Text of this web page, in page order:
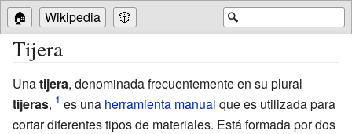
🔍
🏠 Wikipedia 🎲
Tijera
Unatijera, denominada frecuentemente en su plural
tijeras, es una herramienta manual que es utilizada para
cortar diferentes tipos de materiales. Está formada por dos